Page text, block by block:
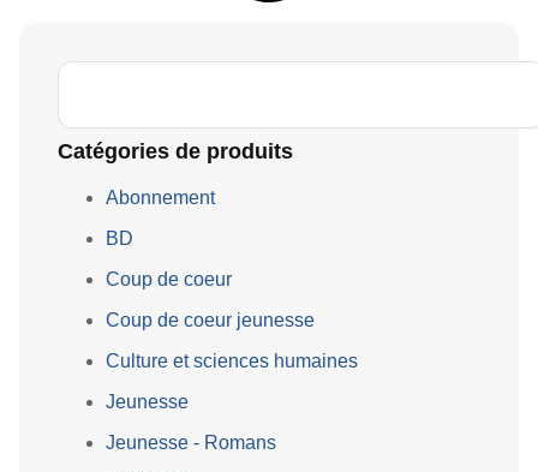
Catégories de produits
Abonnement
BD
Coup de coeur
Coup de coeur jeunesse
Culture et sciences humaines
Jeunesse
Jeunesse - Romans